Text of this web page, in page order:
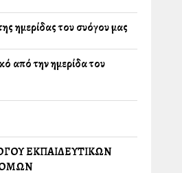
ημερίδας του συλλόγου μας
από την ημερίδα του
ΕΚΠΑΙΔΕΥΤΙΚΩΝ